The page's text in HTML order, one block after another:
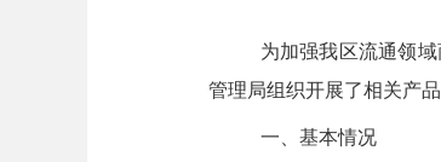
为加强我区流通领
管理局组织开展了相关产
一、基本情况